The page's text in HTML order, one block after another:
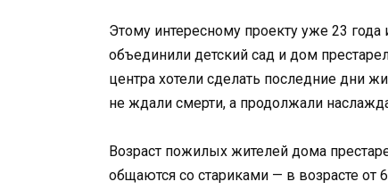
Этому интересному проекту уже 23
объединили детский сад и дом
центра хотели сделать последние дни
не ждали смерти, а продолжали
Возраст пожилых жителей дома
общаются со стариками — в возрасте от